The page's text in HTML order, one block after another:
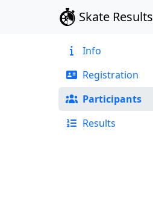
Skate Results
Info
Registration
Participants
Results